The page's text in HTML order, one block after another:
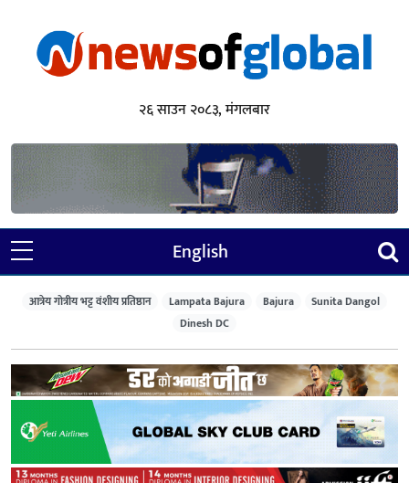
२६ साउन २०८३, मंगलबार
English
आत्रेय गोत्रीय भट्ट वंशीय प्रतिष्ठान Lampata Bajura Bajura
Sunita Dangol
Dinesh DC